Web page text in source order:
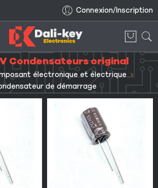
Connexion/Inscription
Condensateurs original
électronique et électrique
de démarrage